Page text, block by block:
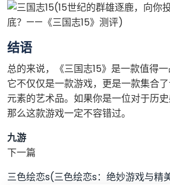
结语
总的来说，《三国志15》是一款值得一
它不仅仅是一款游戏，更是一款集合
元素的艺术品。如果你是一位对于历史
那么这款游戏一定不容错过。
九游
下一篇
三色绘恋s(三色绘恋s：绝妙游戏与精